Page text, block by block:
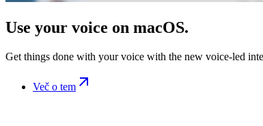
Use your voice on macOS.
Get things done with your voice with the new voice-led
Več o tem